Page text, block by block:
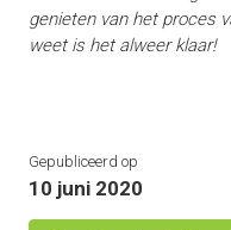
genieten van het proces
weet is het alweer klaar!
Gepubliceerd op
10 juni 2020